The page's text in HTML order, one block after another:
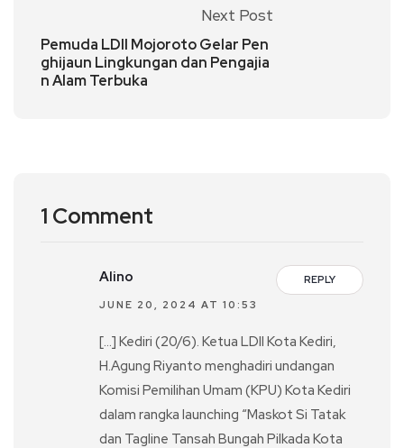
Next Post
Pemuda LDII Mojoroto Gelar Pen
ghijaun Lingkungan dan Pengajia
n Alam Terbuka
1 Comment
REPLY
Alino
JUNE 20, 2024 AT 10:53
[…] Kediri (20/6). Ketua LDII Kota Kediri,
H.Agung Riyanto menghadiri undangan
Komisi Pemilihan Umam (KPU) Kota Kediri
dalam rangka launching “Maskot Si Tatak
dan Tagline Tansah Bungah Pilkada Kota